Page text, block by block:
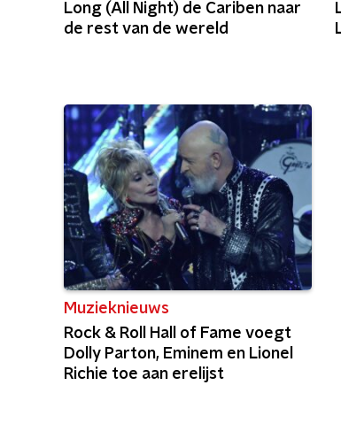
Long (All Night) de Cariben naar
de rest van de wereld
Muzieknieuws
Rock & Roll Hall of Fame voegt
Dolly Parton, Eminem en Lionel
Richie toe aan erelijst